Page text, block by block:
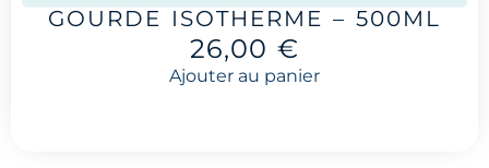
GOURDE ISOTHERME – 500ML
26,00 €
Ajouter au panier